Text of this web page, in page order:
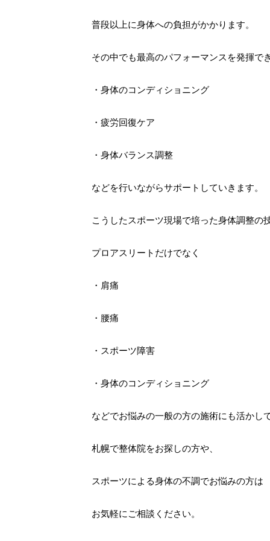
普段以上に身体への負担がかかります。
その中でも最高のパフォーマンスを発揮で
・身体のコンディショニング
・疲労回復ケア
・身体バランス調整
などを行いながらサポートしていきます。
こうしたスポーツ現場で培った身体調整の
プロアスリートだけでなく
・肩痛
・腰痛
・スポーツ障害
・身体のコンディショニング
などでお悩みの一般の方の施術にも活かし
札幌で整体院をお探しの方や、
スポーツによる身体の不調でお悩みの方は
お気軽にご相談ください。